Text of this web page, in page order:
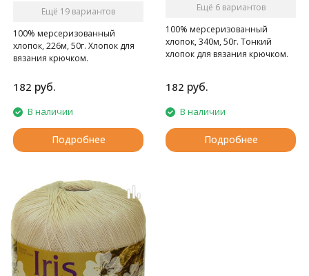
Ещё 19 вариантов
100% мерсеризованный
хлопок, 226м, 50г. Хлопок для
вязания крючком.
182 руб.
В наличии
Подробнее
Ещё 6 вариантов
100% мерсеризованный
хлопок, 340м, 50г. Тонкий
хлопок для вязания крючком.
182 руб.
В наличии
Подробнее